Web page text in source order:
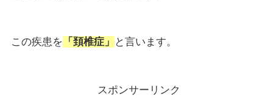
この疾患を 「頚椎症」 と言います。
スポンサーリンク